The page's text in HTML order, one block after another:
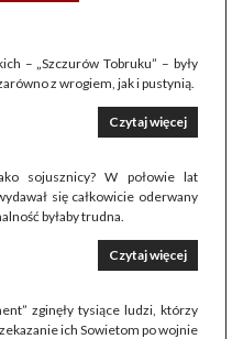
– „Szczurów Tobruku” – były
z wrogiem, jak i pustynią.
Czytaj więcej
sojusznicy? W połowie lat
się całkowicie oderwany
byłaby trudna.
Czytaj więcej
zginęły tysiące ludzi, którzy
ich Sowietom po wojnie